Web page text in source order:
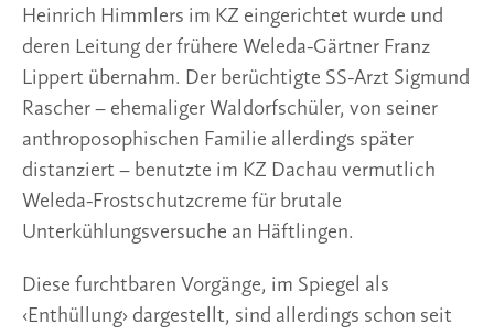
Heinrich Himmlers im KZ eingerichtet wurde und
deren Leitung der frühere Weleda-Gärtner Franz
Lippert übernahm. Der berüchtigte SS-Arzt Sigmund
Rascher – ehemaliger Waldorfschüler, von seiner
anthroposophischen Familie allerdings später
distanziert – benutzte im KZ Dachau vermutlich
Weleda-Frostschutzcreme für brutale
Unterkühlungsversuche an Häftlingen.
Diese furchtbaren Vorgänge, im Spiegel als
‹Enthüllung› dargestellt, sind allerdings schon seit